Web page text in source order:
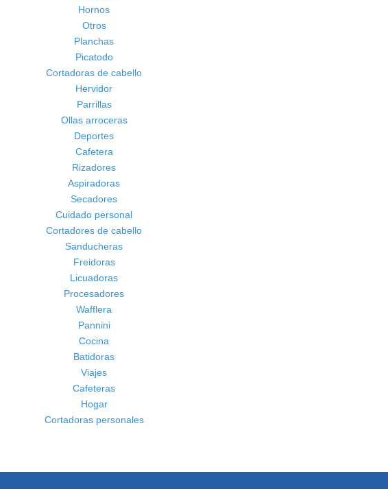
Hornos
Otros
Planchas
Picatodo
Cortadoras de cabello
Hervidor
Parrillas
Ollas arroceras
Deportes
Cafetera
Rizadores
Aspiradoras
Secadores
Cuidado personal
Cortadores de cabello
Sanducheras
Freidoras
Licuadoras
Procesadores
Wafflera
Pannini
Cocina
Batidoras
Viajes
Cafeteras
Hogar
Cortadoras personales